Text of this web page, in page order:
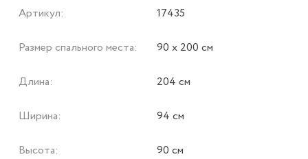
Артикул: 17435
Размер спального места: 90 х 200 см
Длина: 204 см
Ширина: 94 см
Высота: 90 см